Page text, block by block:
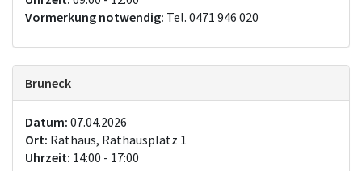
Vormerkung notwendig: Tel. 0471 946 020
Bruneck
Datum: 07.04.2026
Ort: Rathaus, Rathausplatz 1
Uhrzeit: 14:00 - 17:00